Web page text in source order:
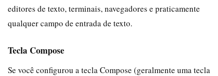
editores de texto, terminais, navegadores e praticamente
qualquer campo de entrada de texto.
Tecla Compose
Se você configurou a tecla Compose (geralmente uma tecla